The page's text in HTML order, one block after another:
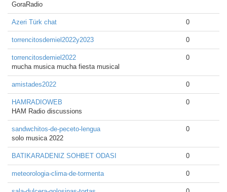
GoraRadio
Azeri Türk chat 0
torrencitosdemiel2022y2023 0
torrencitosdemiel2022
mucha musica mucha fiesta musical
0
amistades2022 0
HAMRADIOWEB
HAM Radio discussions
0
sandwchitos-de-peceto-lengua
solo musica 2022
0
BATIKARADENIZ SOHBET ODASI 0
meteorologia-clima-de-tormenta 0